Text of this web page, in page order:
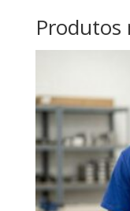
Produtos